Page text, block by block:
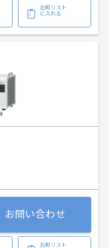
比較リスト
に入れる
お問い合わせ
比較リスト